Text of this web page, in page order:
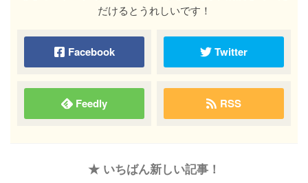
だけるとうれしいです！
Facebook Twitter
Feedly RSS
★ いちばん新しい記事！